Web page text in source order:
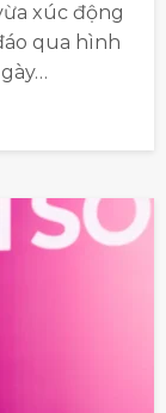
xúc động
qua hình